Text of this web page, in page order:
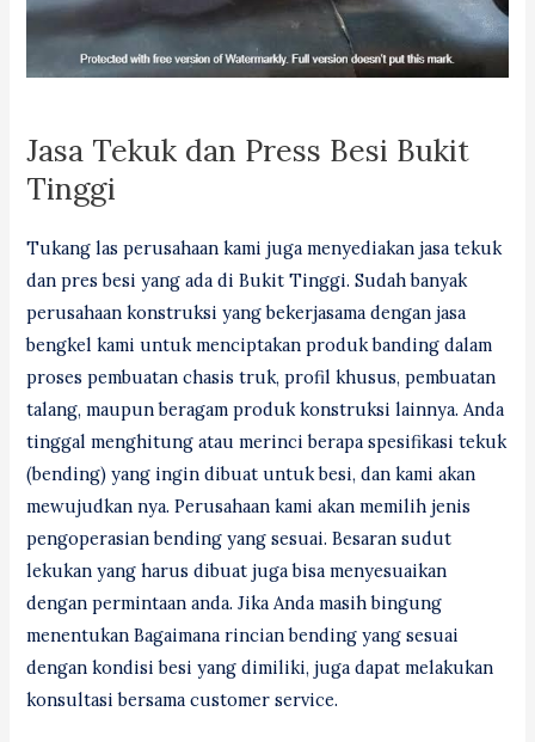
Jasa Tekuk dan Press Besi Bukit
Tinggi
Tukang las perusahaan kami juga menyediakan jasa tekuk
dan pres besi yang ada di Bukit Tinggi. Sudah banyak
perusahaan konstruksi yang bekerjasama dengan jasa
bengkel kami untuk menciptakan produk banding dalam
proses pembuatan chasis truk, profil khusus, pembuatan
talang, maupun beragam produk konstruksi lainnya. Anda
tinggal menghitung atau merinci berapa spesifikasi tekuk
(bending) yang ingin dibuat untuk besi, dan kami akan
mewujudkan nya. Perusahaan kami akan memilih jenis
pengoperasian bending yang sesuai. Besaran sudut
lekukan yang harus dibuat juga bisa menyesuaikan
dengan permintaan anda. Jika Anda masih bingung
menentukan Bagaimana rincian bending yang sesuai
dengan kondisi besi yang dimiliki, juga dapat melakukan
konsultasi bersama customer service.